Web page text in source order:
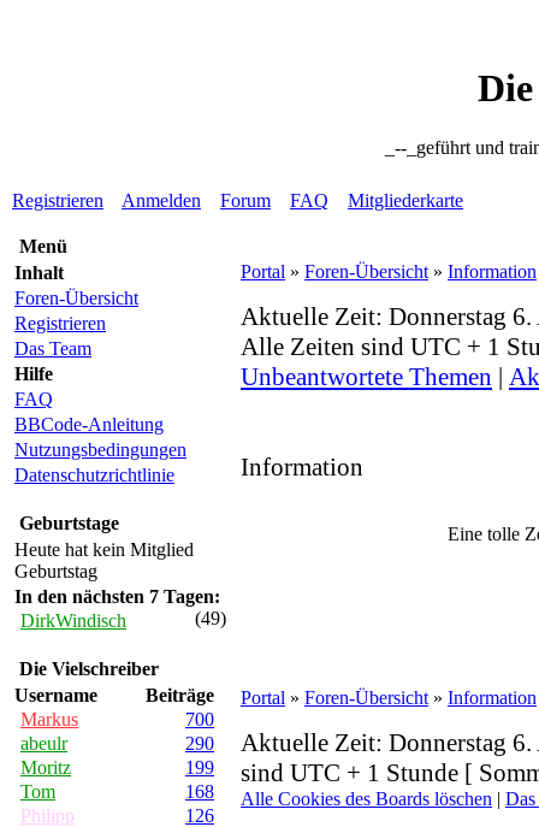
_--_geführt und
Registrieren Anmelden Forum FAQ Mitgliederkarte
Menü
Inhalt
Foren-Übersicht
Registrieren
Das Team
Hilfe
FAQ
BBCode-Anleitung
Nutzungsbedingungen
Datenschutzrichtlinie
Geburtstage
Heute hat kein Mitglied
Geburtstag
In den nächsten 7 Tagen:
DirkWindisch
(49)
Die Vielschreiber
Username
Beiträge
Markus
700
abeulr
290
Moritz
199
Tom
168
Philipp
126
Portal » Foren-Übersicht » Information
Aktuelle Zeit: Donnerstag
Alle Zeiten sind UTC + 1
Unbeantwortete Themen |
Information
Eine tolle
Portal » Foren-Übersicht » Information
Aktuelle Zeit: Donnerstag
sind UTC + 1 Stunde [
Alle Cookies des Boards löschen | Das